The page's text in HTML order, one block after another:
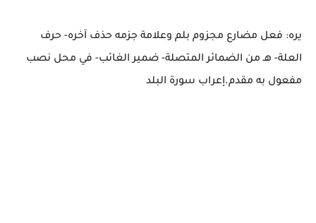
يره: فعل مضارع مجزوم بلم وعلامة جزمه حذف آخره- حرف
العلة- هـ من الضمائر المتصلة- ضمير الغائب- في محل نصب
مفعول به مقدم.إعراب سورة البلد